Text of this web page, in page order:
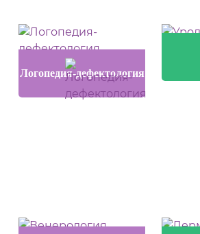
Логопедия-дефектология